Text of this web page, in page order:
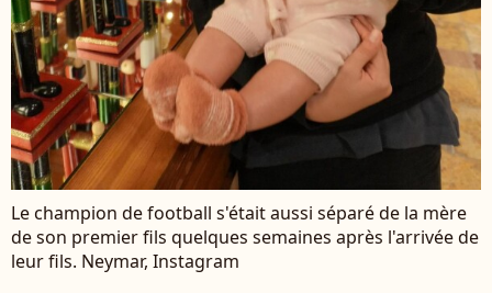
Le champion de football s'était aussi séparé de la mère
de son premier fils quelques semaines après l'arrivée de
leur fils. Neymar, Instagram